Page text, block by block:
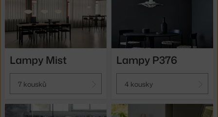
Lampy Mist
7 kousků
Lampy P376
4 kousky